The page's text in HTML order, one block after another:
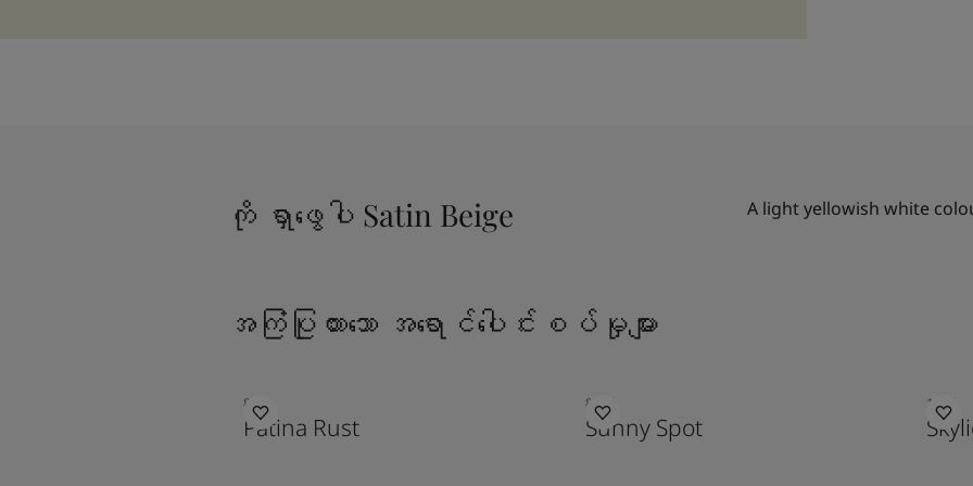
ကို ရှာဖွေပါ Satin Beige A light yellowish white
အကြံပြုထားသော အရောင်ပေါင်းစပ်မှုများ
8352
Patina Rust
8054
Sunny Spot
1624